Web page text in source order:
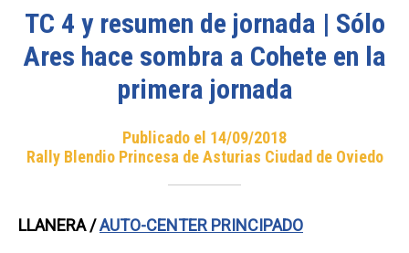
TC 4 y resumen de jornada | Sólo
Ares hace sombra a Cohete en la
primera jornada
Publicado el 14/09/2018
Rally Blendio Princesa de Asturias Ciudad de Oviedo
LLANERA /AUTO-CENTER PRINCIPADO